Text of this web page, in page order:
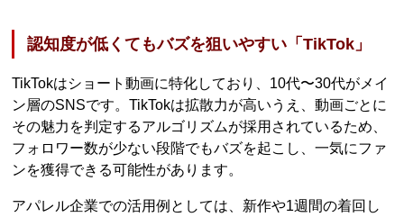
認知度が低くてもバズを狙いやすい「TikTok」
TikTokはショート動画に特化しており、10代〜30代がメイ
ン層のSNSです。TikTokは拡散力が高いうえ、動画ごとに
その魅力を判定するアルゴリズムが採用されているため、
フォロワー数が少ない段階でもバズを起こし、一気にファ
ンを獲得できる可能性があります。
アパレル企業での活用例としては、新作や1週間の着回し